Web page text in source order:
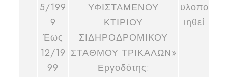
5/199
9
Έως
12/19
99
ΥΦΙΣΤΑΜΕΝΟΥ
ΚΤΙΡΙΟΥ
ΣΙΔΗΡΟΔΡΟΜΙΚΟΥ
ΣΤΑΘΜΟΥ ΤΡΙΚΑΛΩΝ»
Εργοδότης:
υλοπο
ιηθεί